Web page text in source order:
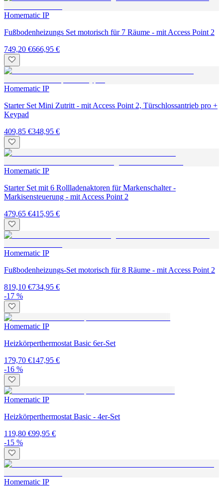
Homematic IP
Fußbodenheizungs Set motorisch für 7 Räume - mit Access Point 2
749,20 €666,95 €
Homematic IP
Starter Set Mini Zutritt - mit Access Point 2, Türschlossantrieb pro +
Keypad
409,85 €348,95 €
Homematic IP
Starter Set mit 6 Rollladenaktoren für Markenschalter -
Markisensteuerung - mit Access Point 2
479,65 €415,95 €
Homematic IP
Fußbodenheizungs-Set motorisch für 8 Räume - mit Access Point 2
819,10 €734,95 €
-17 %
Homematic IP
Heizkörperthermostat Basic 6er-Set
179,70 €147,95 €
-16 %
Homematic IP
Heizkörperthermostat Basic - 4er-Set
119,80 €99,95 €
-15 %
Homematic IP